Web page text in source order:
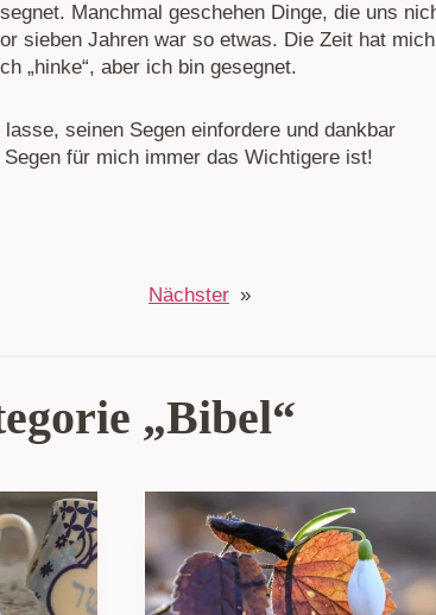
Manchmal geschehen Dinge, die uns
sieben Jahren war so etwas. Die Zeit hat mich
„hinke“, aber ich bin gesegnet.
seinen Segen einfordere und dankbar
für mich immer das Wichtigere ist!
Nächster »
„Bibel“